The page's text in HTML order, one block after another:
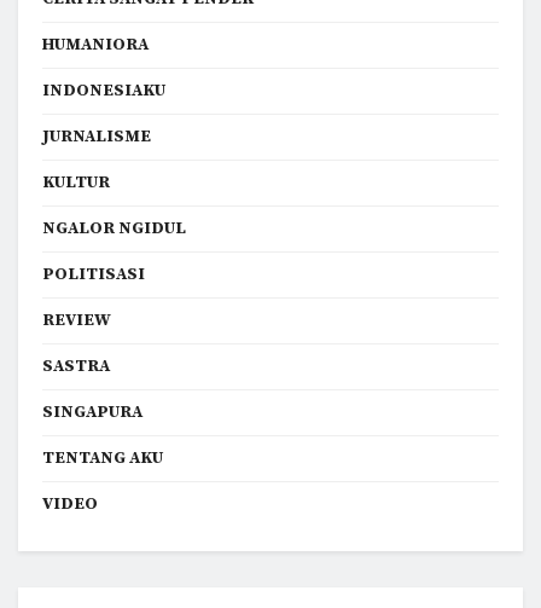
HUMANIORA
INDONESIAKU
JURNALISME
KULTUR
NGALOR NGIDUL
POLITISASI
REVIEW
SASTRA
SINGAPURA
TENTANG AKU
VIDEO